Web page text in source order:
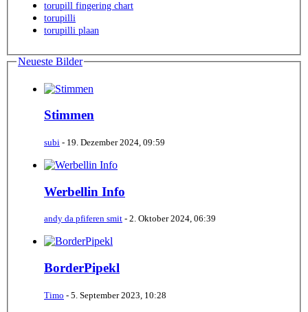
torupill fingering chart
torupilli
torupilli plaan
Neueste Bilder
Stimmen
subi - 19. Dezember 2024, 09:59
Werbellin Info
andy da pfiferen smit - 2. Oktober 2024, 06:39
BorderPipekl
Timo - 5. September 2023, 10:28